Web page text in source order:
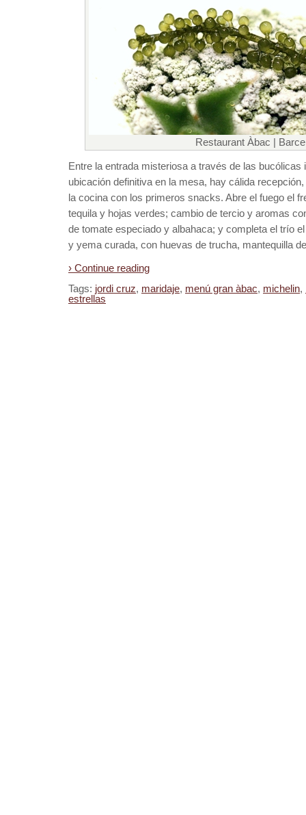
Restaurant Àbac |
Entre la entrada misteriosa a través de las bucólicas
ubicación definitiva en la mesa, hay cálida
la cocina con los primeros snacks. Abre el fuego el
tequila y hojas verdes; cambio de tercio y aromas
de tomate especiado y albahaca; y completa el trío
y yema curada, con huevas de trucha, mantequilla
› Continue reading
Tags: jordi cruz, maridaje, menú gran àbac, michelin,
estrellas